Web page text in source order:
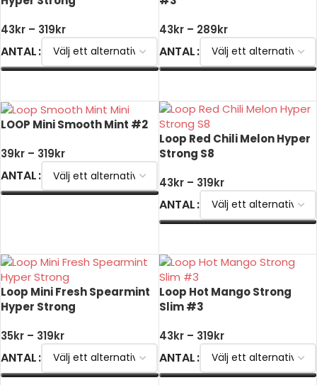
43kr – 319kr
ANTAL
43kr – 289kr
ANTAL
LOOP Mini Smooth Mint #2
39kr – 319kr
ANTAL
Loop Red Chili Melon Hyper
Strong S8
43kr – 319kr
ANTAL
Loop Mini Fresh Spearmint
Hyper Strong
35kr – 319kr
ANTAL
Loop Hot Mango Strong
Slim #3
43kr – 319kr
ANTAL